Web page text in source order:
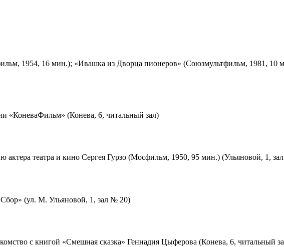
1954, 16 мин.); «Ивашка из Дворца пионеров» (Союзмультфильм, 1981, 10
«КоневаФильм» (Конева, 6, читальный зал)
театра и кино Сергея Гурзо (Мосфильм, 1950, 95 мин.) (Ульяновой, 1,
(ул. М. Ульяновой, 1, зал № 20)
с книгой «Смешная сказка» Геннадия Цыферова (Конева, 6, читальный